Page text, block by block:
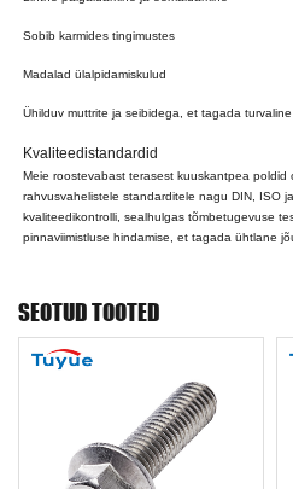
Sobib karmides tingimustes
Madalad ülalpidamiskulud
Ühilduv muttrite ja seibidega, et tagada
Kvaliteedistandardid
Meie roostevabast terasest kuuskantpea poldid
rahvusvahelistele standarditele nagu DIN, ISO
kvaliteedikontrolli, sealhulgas tõmbetugevuse
pinnaviimistluse hindamise, et tagada ühtlane
SEOTUD TOOTED